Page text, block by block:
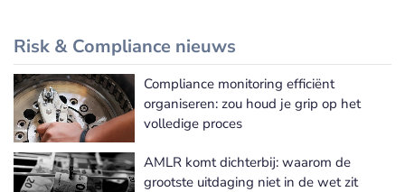
Risk & Compliance nieuws
Meer Risk & Compliance nieuws
Compliance monitoring efficiënt
organiseren: zou houd je grip op het
volledige proces
AMLR komt dichterbij: waarom de
grootste uitdaging niet in de wet zit